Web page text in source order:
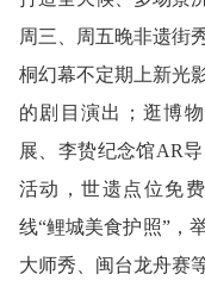
周三、周五晚非遗街
桐幻幕不定期上新光
的剧目演出；逛博
展、李贽纪念馆AR
活动，世遗点位免
线“鲤城美食护照”，
大师秀、闽台龙舟赛